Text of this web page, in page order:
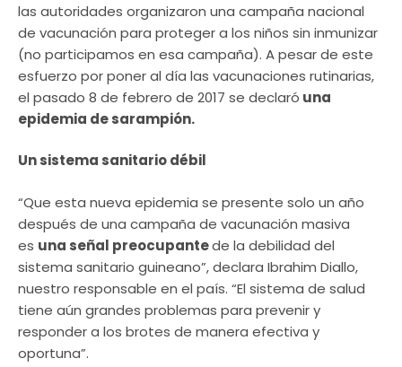
las autoridades organizaron una campaña nacional
de vacunación para proteger a los niños sin inmunizar
(no participamos en esa campaña). A pesar de este
esfuerzo por poner al día las vacunaciones rutinarias,
el pasado 8 de febrero de 2017 se declaró una
epidemia de sarampión.
Un sistema sanitario débil
“Que esta nueva epidemia se presente solo un año
después de una campaña de vacunación masiva
es una señal preocupantede la debilidad del
sistema sanitario guineano”, declara Ibrahim Diallo,
nuestro responsable en el país. “El sistema de salud
tiene aún grandes problemas para prevenir y
responder a los brotes de manera efectiva y
oportuna”.